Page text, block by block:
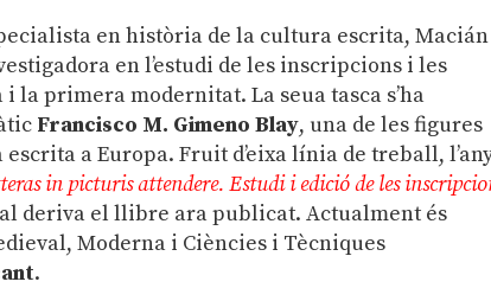
en història de la cultura escrita,
en l’estudi de les inscripcions i les
la primera modernitat. La seua tasca s’ha
Francisco M. Gimeno Blay, una de les figures
a Europa. Fruit d’eixa línia de treball,
in picturis attendere. Estudi i edició de les
deriva el llibre ara publicat. Actualment és
Moderna i Ciències i Tècniques
.